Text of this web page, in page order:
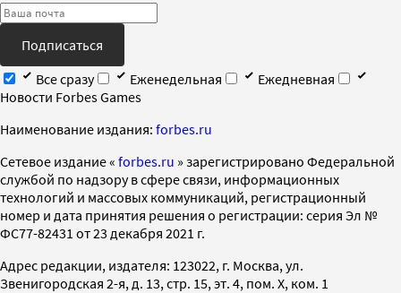
Подписаться
Все сразу
Еженедельная
Ежедневная
Новости Forbes Games
Наименование издания: forbes.ru
Cетевое издание « forbes.ru » зарегистрировано Федеральной
службой по надзору в сфере связи, информационных
технологий и массовых коммуникаций, регистрационный
номер и дата принятия решения о регистрации: серия Эл №
ФС77-82431 от 23 декабря 2021 г.
Адрес редакции, издателя: 123022, г. Москва, ул.
Звенигородская 2-я, д. 13, стр. 15, эт. 4, пом. X, ком. 1